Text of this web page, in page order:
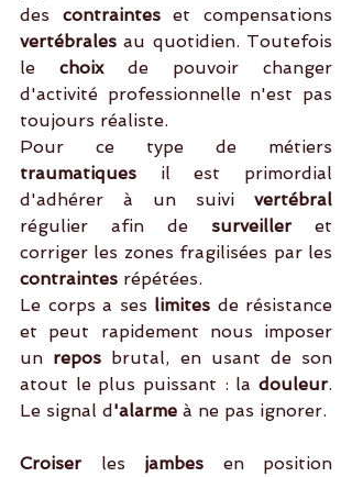
des contraintes et compensations
vertébrales au quotidien. Toutefois
le choix de pouvoir changer
d'activité professionnelle n'est pas
toujours réaliste.
Pour ce type de métiers
traumatiques il est primordial
d'adhérer à un suivi vertébral
régulier afin de surveiller et
corriger les zones fragilisées par les
contraintes répétées.
Le corps a ses limites de résistance
et peut rapidement nous imposer
un repos brutal, en usant de son
atout le plus puissant : la douleur.
Le signal d'alarme à ne pas ignorer.
Croiser les jambes